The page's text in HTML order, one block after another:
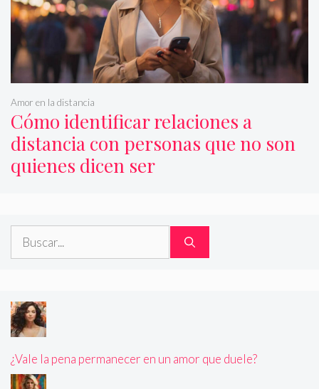
Cómo identificar relaciones a
distancia con personas que no son
quienes dicen ser
Amor en la distancia
Buscar:
¿Vale la pena permanecer en un amor que duele?